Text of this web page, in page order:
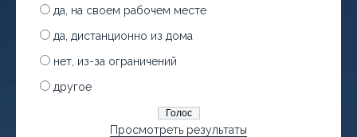
да, на своем рабочем месте
да, дистанционно из дома
нет, из-за ограничений
другое
Просмотреть результаты